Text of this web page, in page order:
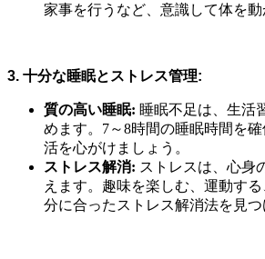
家事を行うなど、意識して体を動
3. 十分な睡眠とストレス管理:
質の高い睡眠: 睡眠不足は、生活
めます。7～8時間の睡眠時間を
活を心がけましょう。
ストレス解消: ストレスは、心身
えます。趣味を楽しむ、運動す
分に合ったストレス解消法を見つ